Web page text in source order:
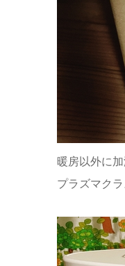
暖房以外に
プラズマク